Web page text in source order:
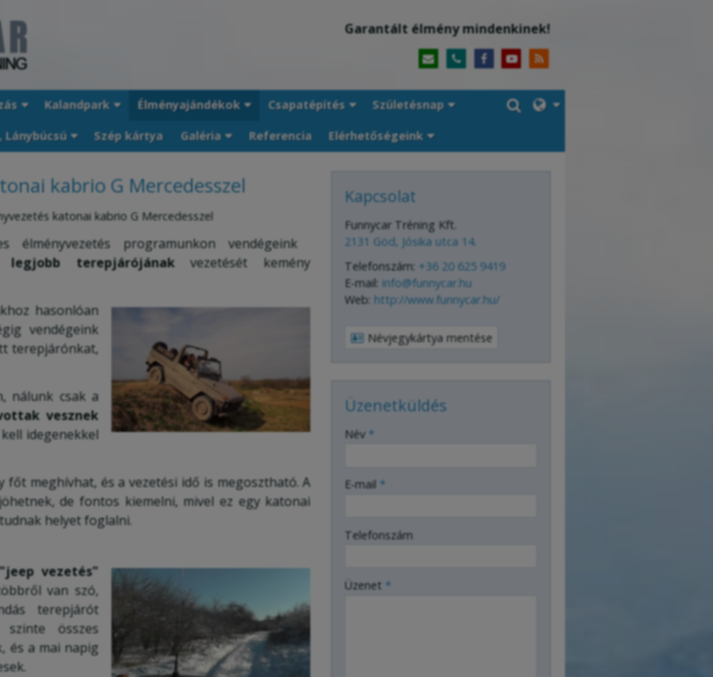
Garantált élmény mindenkinek!
Kalandpark Élményajándékok Csapatépítés Születésnap
Lánybúcsú Szép kártya Galéria Referencia Elérhetőségeink
kabrio G Mercedesszel
katonai kabrio G Mercedesszel
élményvezetés programunkon vendégeink
legjobb terepjárójánakvezetését kemény
hasonlóan
vendégeink
terepjárónkat,
nálunk csak a
vesznek
idegenekkel
meghívhat, és a vezetési idő is megosztható. A
de fontos kiemelni, mivel ez egy katonai
helyet foglalni.
"jeep vezetés"
van szó,
terepjárót
összes
és a mai napig
Kapcsolat
Funnycar Tréning Kft.
2131 Göd, Jósika utca 14.
Telefonszám: +36 20 625 9419
E-mail: info@funnycar.hu
Web: http://www.funnycar.hu/
Névjegykártya mentése
Üzenetküldés
Név *
E-mail *
Telefonszám
Üzenet *